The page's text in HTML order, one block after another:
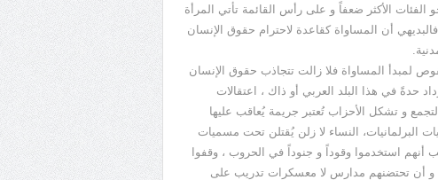
الأكثر ضعفاً و على رأس القائمة تأتي المرأة
أن المساواة كقاعدة لاحترام حقوق الإنسان
لمبدأ المساواة فلا زالت تتجاذب حقوق الإنسان
حدةً في هذا البلد العربي أو ذاك ، اعتقالات
و تشكل الأحزاب تُعتبر جريمة يُعاقب عليها
البرلمانيات، النساء لا زلن يُقتلن تحت مسميات
استخدموا وقوداً و جنوداً في الحروب ، وقفوا
و أن تحتضنهم مدارس لا معسكرات تدريب على